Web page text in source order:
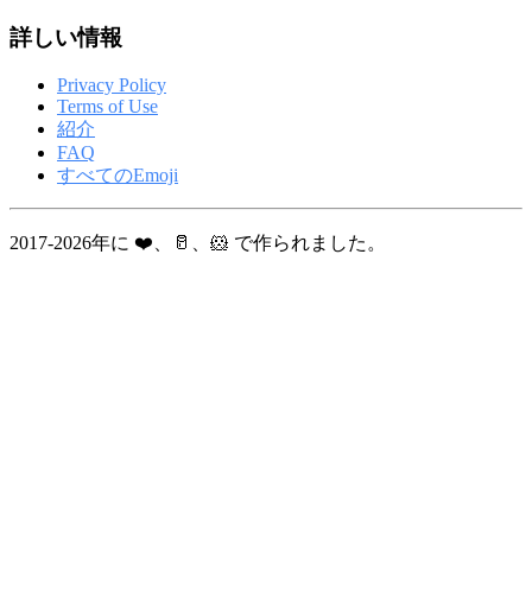
詳しい情報
Privacy Policy
Terms of Use
紹介
FAQ
すべてのEmoji
2017-2026年に ❤️、🥛、🐹 で作られました。